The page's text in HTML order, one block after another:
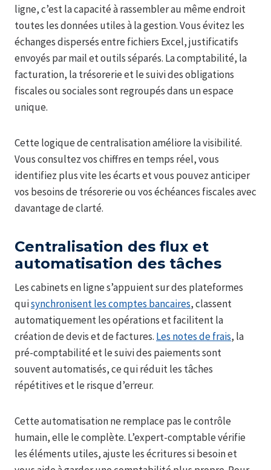
ligne, c’est la capacité à rassembler au même endroit
toutes les données utiles à la gestion. Vous évitez les
échanges dispersés entre fichiers Excel, justificatifs
envoyés par mail et outils séparés. La comptabilité, la
facturation, la trésorerie et le suivi des obligations
fiscales ou sociales sont regroupés dans un espace
unique.
Cette logique de centralisation améliore la visibilité.
Vous consultez vos chiffres en temps réel, vous
identifiez plus vite les écarts et vous pouvez anticiper
vos besoins de trésorerie ou vos échéances fiscales avec
davantage de clarté.
Centralisation des flux et
automatisation des tâches
Les cabinets en ligne s’appuient sur des plateformes
quisynchronisent les comptes bancaires, classent
automatiquement les opérations et facilitent la
création de devis et de factures. Les notes de frais, la
pré-comptabilité et le suivi des paiements sont
souvent automatisés, ce qui réduit les tâches
répétitives et le risque d’erreur.
Cette automatisation ne remplace pas le contrôle
humain, elle le complète. L’expert-comptable vérifie
les éléments utiles, ajuste les écritures si besoin et